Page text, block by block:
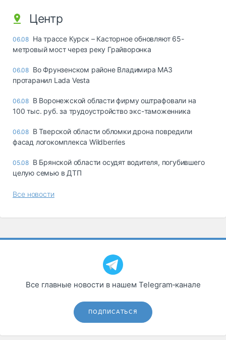
Центр
06.08 На трассе Курск – Касторное обновляют 65-
метровый мост через реку Грайворонка
06.08 Во Фрунзенском районе Владимира МАЗ
протаранил Lada Vesta
06.08 В Воронежской области фирму оштрафовали на
100 тыс. руб. за трудоустройство экс-таможенника
06.08 В Тверской области обломки дрона повредили
фасад логокомплекса Wildberries
05.08 В Брянской области осудят водителя, погубившего
целую семью в ДТП
Все новости
Все главные новости в нашем Telegram‑канале
ПОДПИСАТЬСЯ